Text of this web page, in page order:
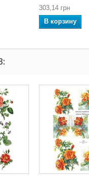
303,14 грн
В корзину